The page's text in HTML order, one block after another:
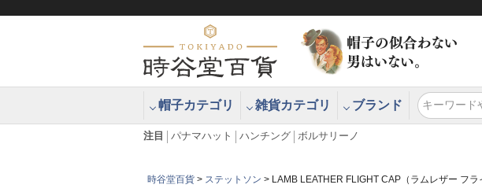
帽子カテゴリ 雑貨カテゴリ ブランド
注目 パナマハット ハンチング ボルサリーノ
時谷堂百貨 ステットソン LAMB LEATHER FLIGHT CAP（ラムレザー フ